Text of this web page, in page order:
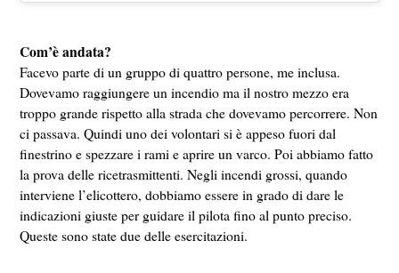
Com’è andata?
Facevo parte di un gruppo di quattro persone, me inclusa.
Dovevamo raggiungere un incendio ma il nostro mezzo era
troppo grande rispetto alla strada che dovevamo percorrere. Non
ci passava. Quindi uno dei volontari si è appeso fuori dal
finestrino e spezzare i rami e aprire un varco. Poi abbiamo fatto
la prova delle ricetrasmittenti. Negli incendi grossi, quando
interviene l’elicottero, dobbiamo essere in grado di dare le
indicazioni giuste per guidare il pilota fino al punto preciso.
Queste sono state due delle esercitazioni.